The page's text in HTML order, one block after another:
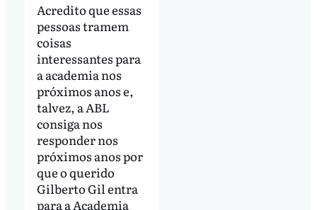
Acredito que essas
pessoas tramem
coisas
interessantes para
a academia nos
próximos anos e,
talvez, a ABL
consiga nos
responder nos
próximos anos por
que o querido
Gilberto Gil entra
para a Academia